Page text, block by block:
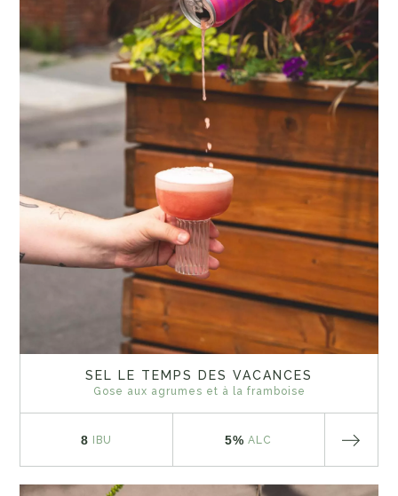
SEL LE TEMPS DES VACANCES
Gose aux agrumes et à la framboise
8 IBU 5% ALC